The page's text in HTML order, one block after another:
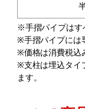
※手摺パイプはす
※手摺パイプには
※価格は消費税込
※支柱は埋込タイ
ます。